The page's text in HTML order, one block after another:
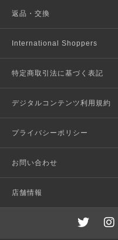
返品・交換
International Shoppers
特定商取引法に基づく表記
デジタルコンテンツ利用規約
プライバシーポリシー
お問い合わせ
店舗情報